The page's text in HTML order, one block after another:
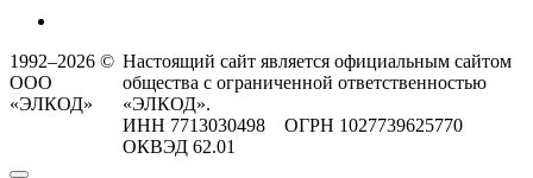
1992–2026 ©
ООО
«ЭЛКОД»
Настоящий сайт является официальным сайтом
общества с ограниченной ответственностью
«ЭЛКОД».
ИНН 7713030498 ОГРН 1027739625770
ОКВЭД 62.01